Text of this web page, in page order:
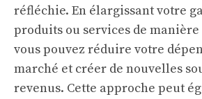
réfléchie. En élargissant votre
produits ou services de
vous pouvez réduire votre
marché et créer de nouvelles
revenus. Cette approche peut